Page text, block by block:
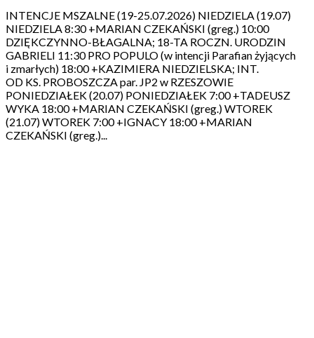
INTENCJE MSZALNE (19-25.07.2026) NIEDZIELA (19.07)
NIEDZIELA 8:30 +MARIAN CZEKAŃSKI (greg.) 10:00
DZIĘKCZYNNO-BŁAGALNA; 18-TA ROCZN. URODZIN
GABRIELI 11:30 PRO POPULO (w intencji Parafian żyjących
i zmarłych) 18:00 +KAZIMIERA NIEDZIELSKA; INT.
OD KS. PROBOSZCZA par. JP2 w RZESZOWIE
PONIEDZIAŁEK (20.07) PONIEDZIAŁEK 7:00 +TADEUSZ
WYKA 18:00 +MARIAN CZEKAŃSKI (greg.) WTOREK
(21.07) WTOREK 7:00 +IGNACY 18:00 +MARIAN
CZEKAŃSKI (greg.)...